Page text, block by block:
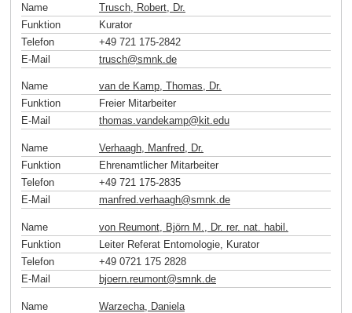
Name
Trusch, Robert, Dr.
Funktion
Kurator
Telefon
+49 721 175-2842
E-Mail
trusch@smnk de
Name
van de Kamp, Thomas, Dr.
Funktion
Freier Mitarbeiter
E-Mail
thomas.vandekamp@ kit.edu
Name
Verhaagh, Manfred, Dr.
Funktion
Ehrenamtlicher Mitarbeiter
Telefon
+49 721 175-2835
E-Mail
manfred.verhaagh@smnk.de
Name
von Reumont, Björn M., Dr. rer. nat. habil.
Funktion
Leiter Referat Entomologie, Kurator
Telefon
+49 0721 175 2828
E-Mail
bjoern.reumont@smnk de
Name
Warzecha, Daniela